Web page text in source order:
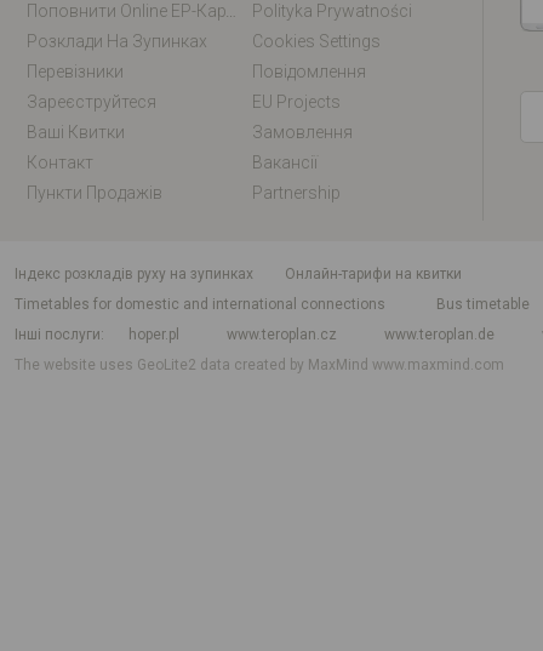
Polityka Prywatności
Розклади На Зупинках
Cookies Settings
Перевізники
Повідомлення
Зареєструйтеся
EU Projects
Ваші Квитки
Замовлення
Контакт
Вакансії
Пункти Продажів
Partnership
індекс розкладів руху на зупинках
Онлайн-тарифи на квитки
Timetables for domestic and international connections
Bus timetable
Інші послуги
hoper.pl www.teroplan.cz www.teroplan.de
The website uses GeoLite2 data created by MaxMindwww.maxmind.com